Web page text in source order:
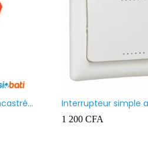
Projecteur led
10 000CFA